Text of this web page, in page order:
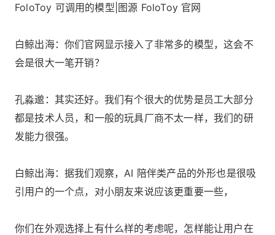
FoloToy 可调用的模型|图源 FoloToy 官网
白鲸出海：你们官网显示接入了非常多的模型，这会不
会是很大一笔开销？
孔淼邈：其实还好。我们有个很大的优势是员工大部分
都是技术人员，和一般的玩具厂商不太一样，我们的研
发能力很强。
白鲸出海：据我们观察，AI 陪伴类产品的外形也是很吸
引用户的一个点，对小朋友来说应该更重要一些，
你们在外观选择上有什么样的考虑呢，怎样能让用户在